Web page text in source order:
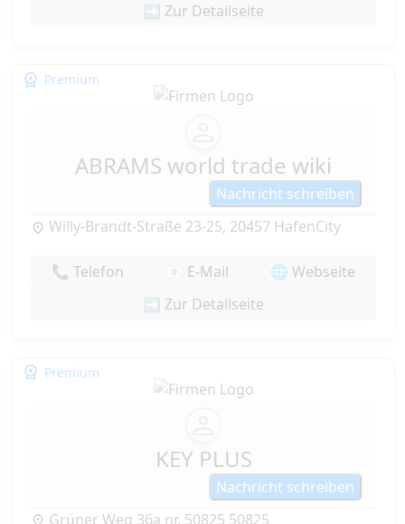
➡️ Zur Detailseite
Premium
ABRAMS world trade wiki
Nachricht schreiben
Willy-Brandt-Straße 23-25, 20457 HafenCity
📞 Telefon 📧 E-Mail
🌐 Webseite
➡️ Zur Detailseite
Premium
KEY PLUS
Nachricht schreiben
Grüner Weg 36a nr, 50825 50825